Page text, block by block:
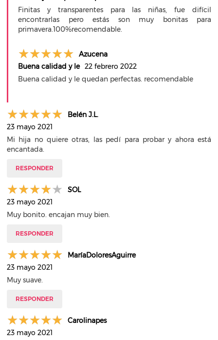
Finitas y transparentes para las niñas, fue difícil
encontrarlas pero estás son muy bonitas para
primavera.100%recomendable.
Azucena
Buena calidad y le 22 febrero 2022
Buena calidad y le quedan perfectas. recomendable
Belén J.L.
23 mayo 2021
Mi hija no quiere otras, las pedí para probar y ahora está
encantada.
RESPONDER
SOL
23 mayo 2021
Muy bonito. encajan muy bien.
RESPONDER
MaríaDoloresAguirre
23 mayo 2021
Muy suave.
RESPONDER
Carolinapes
23 mayo 2021